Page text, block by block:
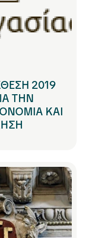
2019
ΤΗΝ
ΚΑΙ